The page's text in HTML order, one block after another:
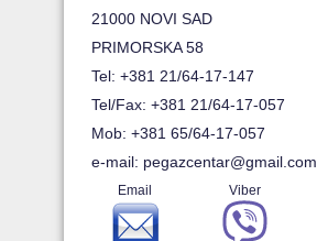
21000 NOVI SAD
PRIMORSKA 58
Tel: +381 21/64-17-147
Tel/Fax: +381 21/64-17-057
Mob: +381 65/64-17-057
e-mail: pegazcentar@gmail.com
Email Viber